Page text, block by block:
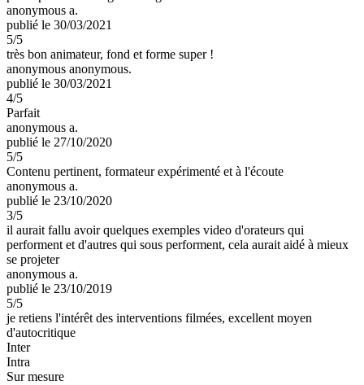
anonymous a.
publié le 30/03/2021
5/5
très bon animateur, fond et forme super !
anonymous anonymous.
publié le 30/03/2021
4/5
Parfait
anonymous a.
publié le 27/10/2020
5/5
Contenu pertinent, formateur expérimenté et à l'écoute
anonymous a.
publié le 23/10/2020
3/5
il aurait fallu avoir quelques exemples video d'orateurs qui
performent et d'autres qui sous performent, cela aurait aidé à mieux
se projeter
anonymous a.
publié le 23/10/2019
5/5
je retiens l'intérêt des interventions filmées, excellent moyen
d'autocritique
Inter
Intra
Sur mesure